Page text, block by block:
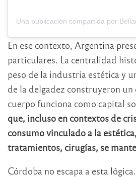
En ese contexto, Argentina
particulares. La centralidad
peso de la industria estética y
de la delgadez construyeron un
cuerpo funciona como capital
que, incluso en contextos de
consumo vinculado a la
tratamientos, cirugías, se
Córdoba no escapa a esta lógica.